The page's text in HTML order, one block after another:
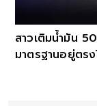
สาวเติมน้ำมัน
มาตรฐานอยู่ตรง